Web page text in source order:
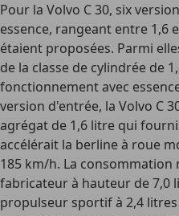
Pour la Volvo C 30, six
essence, rangeant entre 1,6
étaient proposées. Parmi
de la classe de cylindrée de
fonctionnement avec
version d'entrée, la Volvo C
agrégat de 1,6 litre qui
accélérait la berline à roue
185 km/h. La
fabricateur à hauteur de 7,0
propulseur sportif à 2,4 litres